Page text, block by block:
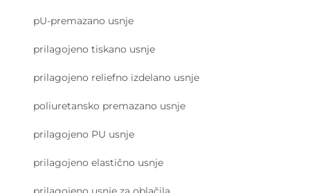
pU-premazano usnje
prilagojeno tiskano usnje
prilagojeno reliefno izdelano usnje
poliuretansko premazano usnje
prilagojeno PU usnje
prilagojeno elastično usnje